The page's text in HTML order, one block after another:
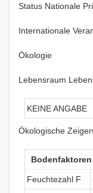
Status Nationale
Internationale
Ökologie
Lebensraum
KEINE ANGABE
Ökologische
Bodenfaktoren
Feuchtezahl F